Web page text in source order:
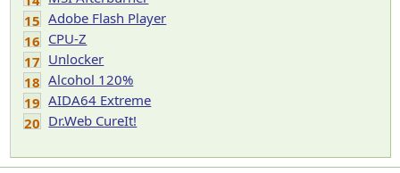
15 Adobe Flash Player
16 CPU-Z
17 Unlocker
18 Alcohol 120%
19 AIDA64 Extreme
20 Dr.Web CureIt!